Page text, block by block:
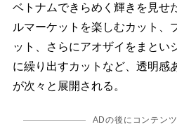
ベトナムできらめく輝きを見せ
ルマーケットを楽しむカット、
ット、さらにアオザイをまとい
に繰り出すカットなど、透明感
が次々と展開される。
ADの後にコンテン